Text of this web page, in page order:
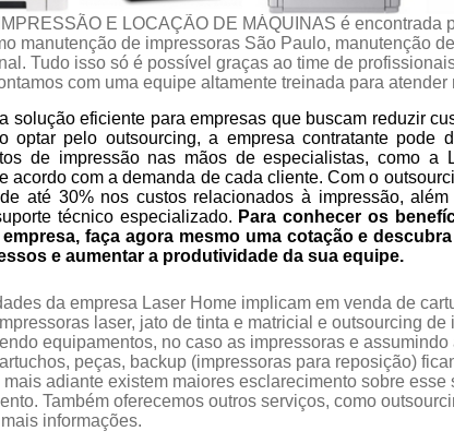
E LOCAÇÃO DE MÁQUINAS é encontrada
manutenção de impressoras São Paulo, manutenção
Tudo isso só é possível graças ao time de
com uma equipe altamente treinada para atender
solução eficiente para empresas que buscam reduzir
optar pelo outsourcing, a empresa contratante pode
de impressão nas mãos de especialistas, como a
acordo com a demanda de cada cliente. Com o
até 30% nos custos relacionados à impressão,
técnico especializado. Para conhecer os
faça agora mesmo uma cotação e
e aumentar a produtividade da sua equipe.
da empresa Laser Home implicam em venda de
laser, jato de tinta e matricial e outsourcing de
equipamentos, no caso as impressoras e
peças, backup (impressoras para reposição)
adiante existem maiores esclarecimento sobre esse
Também oferecemos outros serviços, como
informações.